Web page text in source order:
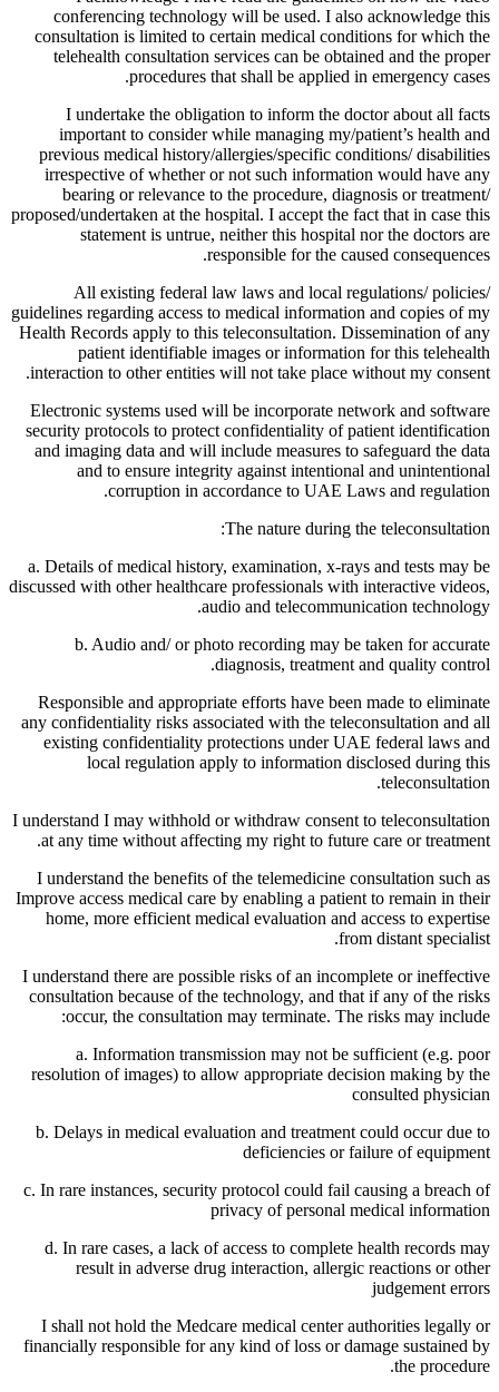
conferencing technology will be used. I also acknowledge this
consultation is limited to certain medical conditions for which the
telehealth consultation services can be obtained and the proper
procedures that shall be applied in emergency cases.
I undertake the obligation to inform the doctor about all facts
important to consider while managing my/patient’s health and
previous medical history/allergies/specific conditions/ disabilities
irrespective of whether or not such information would have any
bearing or relevance to the procedure, diagnosis or treatment/
proposed/undertaken at the hospital. I accept the fact that in case this
statement is untrue, neither this hospital nor the doctors are
responsible for the caused consequences.
All existing federal law laws and local regulations/ policies/
guidelines regarding access to medical information and copies of my
Health Records apply to this teleconsultation. Dissemination of any
patient identifiable images or information for this telehealth
interaction to other entities will not take place without my consent.
Electronic systems used will be incorporate network and software
security protocols to protect confidentiality of patient identification
and imaging data and will include measures to safeguard the data
and to ensure integrity against intentional and unintentional
corruption in accordance to UAE Laws and regulation.
The nature during the teleconsultation:
a. Details of medical history, examination, x-rays and tests may be
discussed with other healthcare professionals with interactive videos,
audio and telecommunication technology.
b. Audio and/ or photo recording may be taken for accurate
diagnosis, treatment and quality control.
Responsible and appropriate efforts have been made to eliminate
any confidentiality risks associated with the teleconsultation and all
existing confidentiality protections under UAE federal laws and
local regulation apply to information disclosed during this
teleconsultation.
I understand I may withhold or withdraw consent to teleconsultation
at any time without affecting my right to future care or treatment.
I understand the benefits of the telemedicine consultation such as
Improve access medical care by enabling a patient to remain in their
home, more efficient medical evaluation and access to expertise
from distant specialist.
I understand there are possible risks of an incomplete or ineffective
consultation because of the technology, and that if any of the risks
occur, the consultation may terminate. The risks may include:
a. Information transmission may not be sufficient (e.g. poor
resolution of images) to allow appropriate decision making by the
consulted physician
b. Delays in medical evaluation and treatment could occur due to
deficiencies or failure of equipment
c. In rare instances, security protocol could fail causing a breach of
privacy of personal medical information
d. In rare cases, a lack of access to complete health records may
result in adverse drug interaction, allergic reactions or other
judgement errors
I shall not hold the Medcare medical center authorities legally or
financially responsible for any kind of loss or damage sustained by
the procedure.